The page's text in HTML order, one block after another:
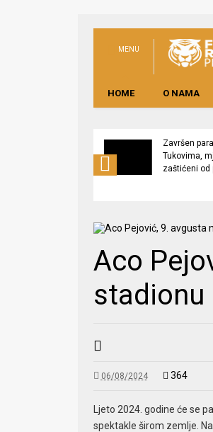
MENU
HOME O NAMA
Završen
Tukovima,
zaštićeni od
Aco
stadionu
06/08/2024 364
Ljeto 2024. godine će se
spektakle širom zemlje.